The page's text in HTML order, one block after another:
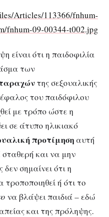
Articles/113366/fnhum-
fnhum-09-00344-t002.jpg
είναι ότι η παιδοφιλία
των
της σεξουαλικής
του παιδόφιλου
με τρόπο ώστε η
σε άτυπο ηλικιακό
προτίμησηαυτή
σταθερή και να μην
σημαίνει ότι η
ή ότι το
να βλάψει παιδιά – εδώ
και της πρόληψης.